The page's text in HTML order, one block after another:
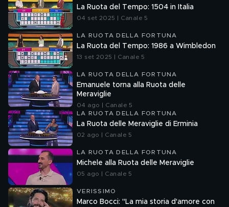
La Ruota del Tempo: 1504 in Italia
04 set 2025 | Canale 5
LA RUOTA DELLA FORTUNA
La Ruota del Tempo: 1986 a Wimbledon
13 set 2025 | Canale 5
LA RUOTA DELLA FORTUNA
Emanuele torna alla Ruota delle
Meraviglie
04 ago | Canale 5
LA RUOTA DELLA FORTUNA
La Ruota delle Meraviglie di Erminia
02 ago | Canale 5
LA RUOTA DELLA FORTUNA
Michele alla Ruota delle Meraviglie
05 ago | Canale 5
VERISSIMO
Marco Bocci: "La mia storia d'amore con